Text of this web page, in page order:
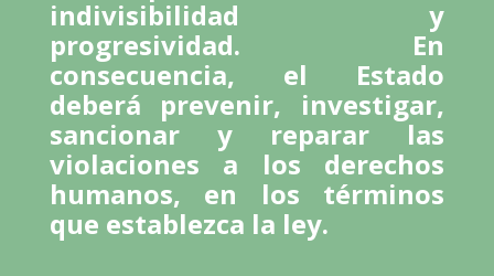
indivisibilidad y
progresividad. En
consecuencia, el Estado
deberá prevenir, investigar,
sancionar y reparar las
violaciones a los derechos
humanos, en los términos
que establezca la ley.